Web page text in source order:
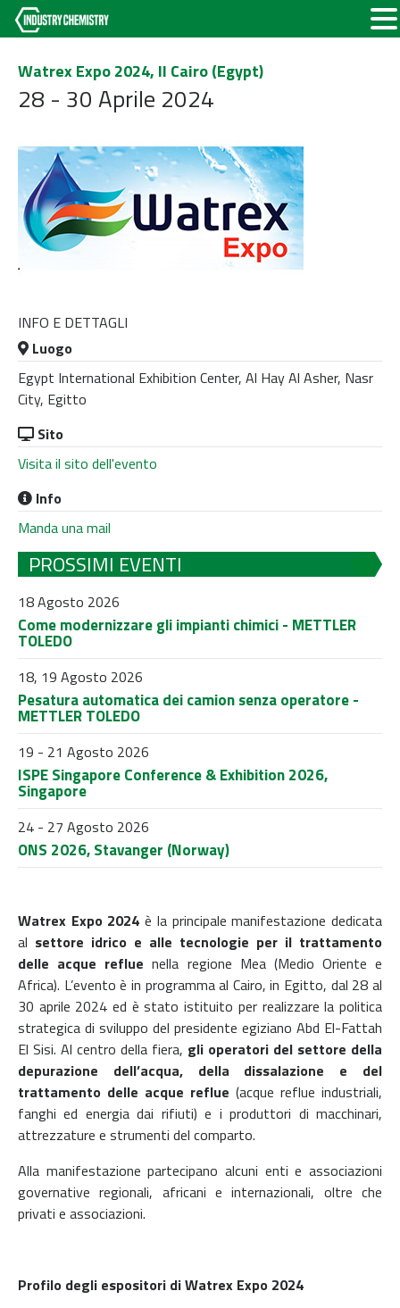
Watrex Expo 2024, Il Cairo (Egypt)
28 - 30 Aprile 2024
INFO E DETTAGLI
Luogo
Egypt International Exhibition Center, Al Hay Al Asher, Nasr
City, Egitto
Sito
Visita il sito dell'evento
Info
Manda una mail
PROSSIMI EVENTI
18 Agosto 2026
Come modernizzare gli impianti chimici - METTLER
TOLEDO
18, 19 Agosto 2026
Pesatura automatica dei camion senza operatore -
METTLER TOLEDO
19 - 21 Agosto 2026
ISPE Singapore Conference & Exhibition 2026,
Singapore
24 - 27 Agosto 2026
ONS 2026, Stavanger (Norway)
Watrex Expo 2024 è la principale manifestazione dedicata
al settore idrico e alle tecnologie per il trattamento
delle acque refluenella regione Mea (Medio Oriente e
Africa). L’evento è in programma al Cairo, in Egitto, dal 28 al
30 aprile 2024 ed è stato istituito per realizzare la politica
strategica di sviluppo del presidente egiziano Abd El-Fattah
El Sisi. Al centro della fiera, gli operatori del settore della
depurazione dell’acqua, della dissalazione e del
trattamento delle acque reflue (acque reflue industriali,
fanghi ed energia dai rifiuti) e i produttori di macchinari,
attrezzature e strumenti del comparto.
Alla manifestazione partecipano alcuni enti e associazioni
governative regionali, africani e internazionali, oltre che
privati ​​e associazioni.
Profilo degli espositori di Watrex Expo 2024